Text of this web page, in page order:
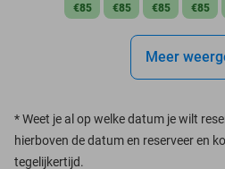
€85 €85 €85 €85
Meer
*Weet je al op welke datum je wilt
hierboven de datum en reserveer en
tegelijkertijd.